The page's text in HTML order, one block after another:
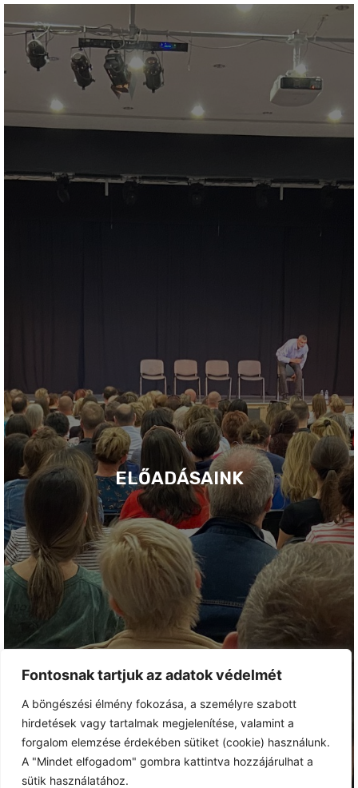
Fontosnak tartjuk az adatok védelmét
A böngészési élmény fokozása, a személyre szabott
hirdetések vagy tartalmak megjelenítése, valamint a
forgalom elemzése érdekében sütiket (cookie) használunk.
A "Mindet elfogadom" gombra kattintva hozzájárulhat a
sütik használatához.
ELŐADÁSAINK